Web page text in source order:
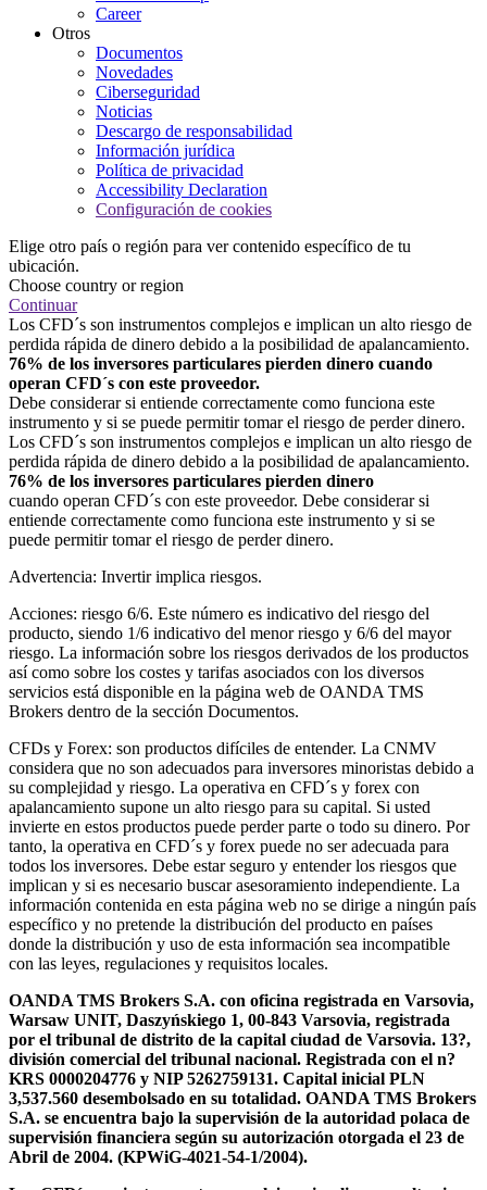
Career
Otros
Documentos
Novedades
Ciberseguridad
Noticias
Descargo de responsabilidad
Información jurídica
Política de privacidad
Accessibility Declaration
Configuración de cookies
Elige otro país o región para ver contenido específico de tu
ubicación.
Choose country or region
Continuar
Los CFD´s son instrumentos complejos e implican un alto riesgo de
perdida rápida de dinero debido a la posibilidad de apalancamiento.
76% de los inversores particulares pierden dinero cuando
operan CFD´s con este proveedor.
Debe considerar si entiende correctamente como funciona este
instrumento y si se puede permitir tomar el riesgo de perder dinero.
Los CFD´s son instrumentos complejos e implican un alto riesgo de
perdida rápida de dinero debido a la posibilidad de apalancamiento.
76% de los inversores particulares pierden dinero
cuando operan CFD´s con este proveedor. Debe considerar si
entiende correctamente como funciona este instrumento y si se
puede permitir tomar el riesgo de perder dinero.
Advertencia: Invertir implica riesgos.
Acciones: riesgo 6/6. Este número es indicativo del riesgo del
producto, siendo 1/6 indicativo del menor riesgo y 6/6 del mayor
riesgo. La información sobre los riesgos derivados de los productos
así como sobre los costes y tarifas asociados con los diversos
servicios está disponible en la página web de OANDA TMS
Brokers dentro de la sección Documentos.
CFDs y Forex: son productos difíciles de entender. La CNMV
considera que no son adecuados para inversores minoristas debido a
su complejidad y riesgo. La operativa en CFD´s y forex con
apalancamiento supone un alto riesgo para su capital. Si usted
invierte en estos productos puede perder parte o todo su dinero. Por
tanto, la operativa en CFD´s y forex puede no ser adecuada para
todos los inversores. Debe estar seguro y entender los riesgos que
implican y si es necesario buscar asesoramiento independiente. La
información contenida en esta página web no se dirige a ningún país
específico y no pretende la distribución del producto en países
donde la distribución y uso de esta información sea incompatible
con las leyes, regulaciones y requisitos locales.
OANDA TMS Brokers S.A. con oficina registrada en Varsovia,
Warsaw UNIT, Daszyńskiego 1, 00-843 Varsovia, registrada
por el tribunal de distrito de la capital ciudad de Varsovia. 13?,
división comercial del tribunal nacional. Registrada con el n?
KRS 0000204776 y NIP 5262759131. Capital inicial PLN
3,537.560 desembolsado en su totalidad. OANDA TMS Brokers
S.A. se encuentra bajo la supervisión de la autoridad polaca de
supervisión financiera según su autorización otorgada el 23 de
Abril de 2004. (KPWiG-4021-54-1/2004).